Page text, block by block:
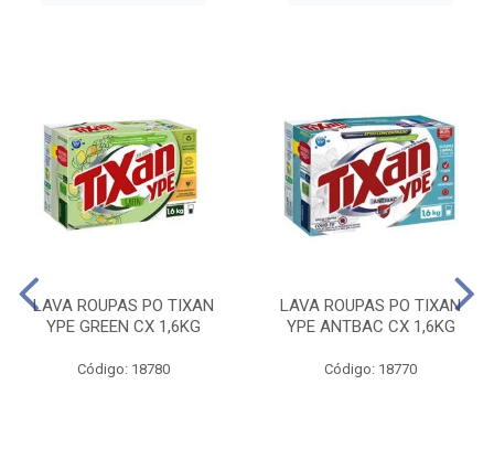
LAVA ROUPAS PO TIXAN
YPE GREEN CX 1,6KG
Código: 18780
LAVA ROUPAS PO TIXAN
YPE ANTBAC CX 1,6KG
Código: 18770